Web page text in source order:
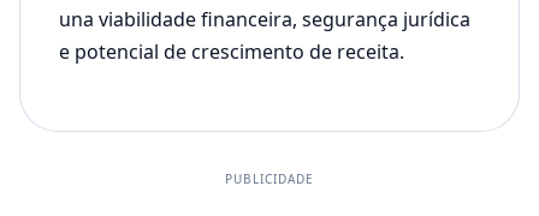
una viabilidade financeira, segurança jurídica
e potencial de crescimento de receita.
PUBLICIDADE